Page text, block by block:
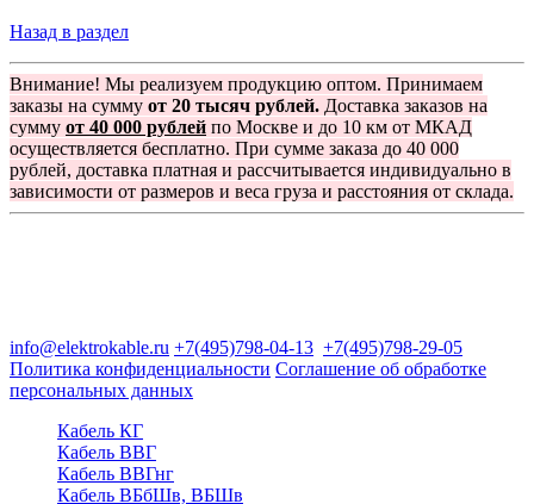
Назад в раздел
Внимание! Мы реализуем продукцию оптом. Принимаем
заказы на сумму от 20 тысяч рублей. Доставка заказов на
сумму от 40 000 рублей по Москве и до 10 км от МКАД
осуществляется бесплатно. При сумме заказа до 40 000
рублей, доставка платная и рассчитывается индивидуально в
зависимости от размеров и веса груза и расстояния от склада.
info@elektrokable.ru +7(495)798-04-13 +7(495)798-29-05
Политика конфиденциальности Соглашение об обработке
персональных данных
Кабель КГ
Кабель ВВГ
Кабель ВВГнг
Кабель ВБбШв, ВБШв